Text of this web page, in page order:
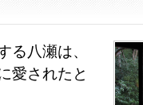
八瀬は、
愛されたと